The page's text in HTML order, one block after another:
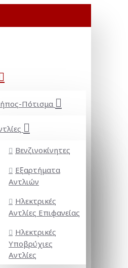
Πότισμα
Βενζινοκίνητες
Εξαρτήματα
Αντλιών
Ηλεκτρικές
Αντλίες Επιφανείας
Ηλεκτρικές
Υποβρύχιες
Αντλίες